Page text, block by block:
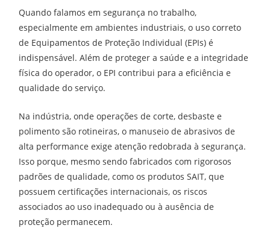
Quando falamos em segurança no trabalho,
especialmente em ambientes industriais, o uso correto
de Equipamentos de Proteção Individual (EPIs) é
indispensável. Além de proteger a saúde e a integridade
física do operador, o EPI contribui para a eficiência e
qualidade do serviço.
Na indústria, onde operações de corte, desbaste e
polimento são rotineiras, o manuseio de abrasivos de
alta performance exige atenção redobrada à segurança.
Isso porque, mesmo sendo fabricados com rigorosos
padrões de qualidade, como os produtos SAIT, que
possuem certificações internacionais, os riscos
associados ao uso inadequado ou à ausência de
proteção permanecem.